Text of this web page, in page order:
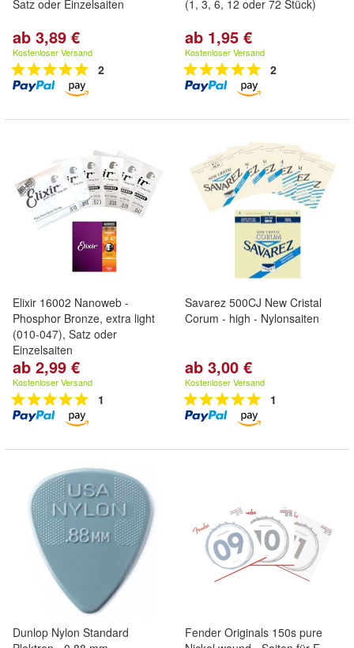
Satz oder Einzelsaiten
ab 3,89 €
Kostenloser Versand
2
(1, 3, 6, 12 oder 72 Stück)
ab 1,95 €
Kostenloser Versand
2
Elixir 16002 Nanoweb -
Phosphor Bronze, extra light
(010-047), Satz oder
Einzelsaiten
ab 2,99 €
Kostenloser Versand
1
Savarez 500CJ New Cristal
Corum - high - Nylonsaiten
ab 3,00 €
Kostenloser Versand
1
Dunlop Nylon Standard
Fender Originals 150s pure